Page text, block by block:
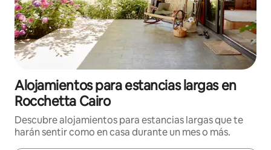
Alojamientos para estancias largas en
Rocchetta Cairo
Descubre alojamientos para estancias largas que te
harán sentir como en casa durante un mes o más.